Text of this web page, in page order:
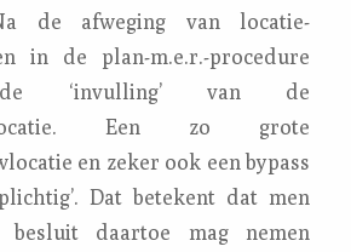
de afweging van locatie-
in de plan-m.e.r.-procedure
‘invulling’ van de
Een zo grote
en zeker ook een bypass
Dat betekent dat men
daartoe mag nemen